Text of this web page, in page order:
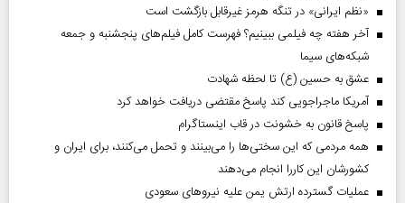
«نظم ایرانی» در تنگه هرمز غیرقابل بازگشت است
آخر هفته چه فیلمی ببینیم؟ فهرست کامل فیلم‌های پنجشنبه و جمعه
شبکه‌های سیما
عشق به حسین (ع) تا لحظه شهادت
آمریکا ماجراجویی کند پاسخ مقتضی دریافت خواهد کرد
پاسخ قانون به خشونت در قاب اینستاگرام
همه مردمی که این سختی‌ها را می‌بینند و تحمل می‌کنند، برای ایران و
کشورشان این کاررا انجام می‌دهند
عملیات گسترده ارتش یمن علیه نیروهای سعودی